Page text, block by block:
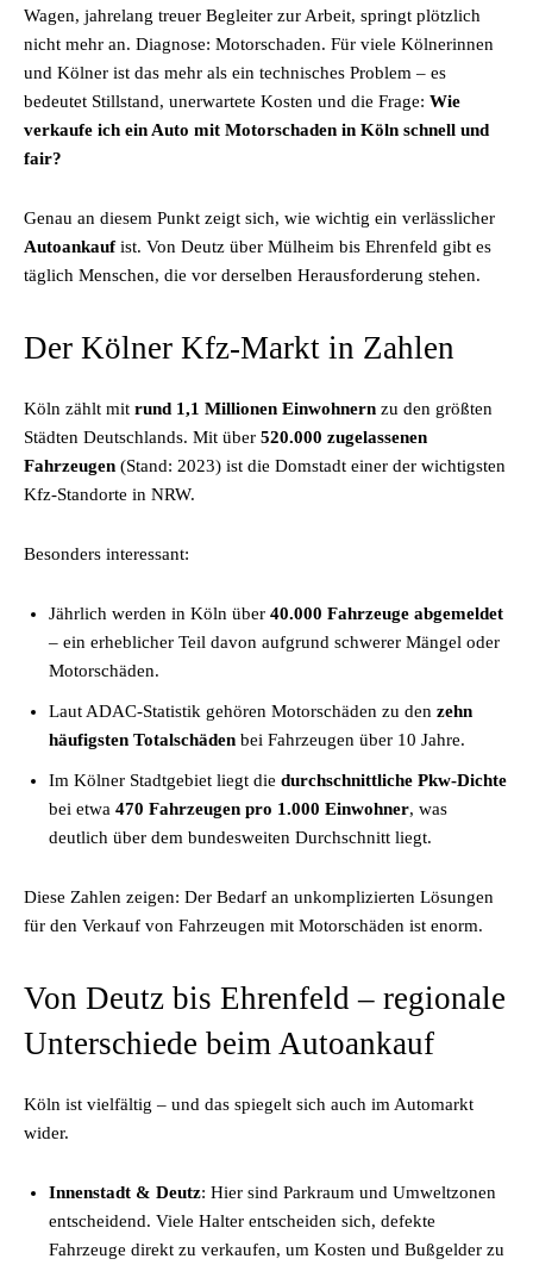
Wagen, jahrelang treuer Begleiter zur Arbeit, springt plötzlich
nicht mehr an. Diagnose: Motorschaden. Für viele Kölnerinnen
und Kölner ist das mehr als ein technisches Problem – es
bedeutet Stillstand, unerwartete Kosten und die Frage: Wie
verkaufe ich ein Auto mit Motorschaden in Köln schnell und
fair?
Genau an diesem Punkt zeigt sich, wie wichtig ein verlässlicher
Autoankaufist. Von Deutz über Mülheim bis Ehrenfeld gibt es
täglich Menschen, die vor derselben Herausforderung stehen.
Der Kölner Kfz-Markt in Zahlen
Köln zählt mit rund 1,1 Millionen Einwohnern zu den größten
Städten Deutschlands. Mit über 520.000 zugelassenen
Fahrzeugen (Stand: 2023) ist die Domstadt einer der wichtigsten
Kfz-Standorte in NRW.
Besonders interessant:
Jährlich werden in Köln über 40.000 Fahrzeuge abgemeldet
– ein erheblicher Teil davon aufgrund schwerer Mängel oder
Motorschäden.
Laut ADAC-Statistik gehören Motorschäden zu den zehn
häufigsten Totalschäden bei Fahrzeugen über 10 Jahre.
Im Kölner Stadtgebiet liegt die durchschnittliche Pkw-Dichte
bei etwa 470 Fahrzeugen pro 1.000 Einwohner, was
deutlich über dem bundesweiten Durchschnitt liegt.
Diese Zahlen zeigen: Der Bedarf an unkomplizierten Lösungen
für den Verkauf von Fahrzeugen mit Motorschäden ist enorm.
Von Deutz bis Ehrenfeld – regionale
Unterschiede beim Autoankauf
Köln ist vielfältig – und das spiegelt sich auch im Automarkt
wider.
Innenstadt & Deutz: Hier sind Parkraum und Umweltzonen
entscheidend. Viele Halter entscheiden sich, defekte
Fahrzeuge direkt zu verkaufen, um Kosten und Bußgelder zu